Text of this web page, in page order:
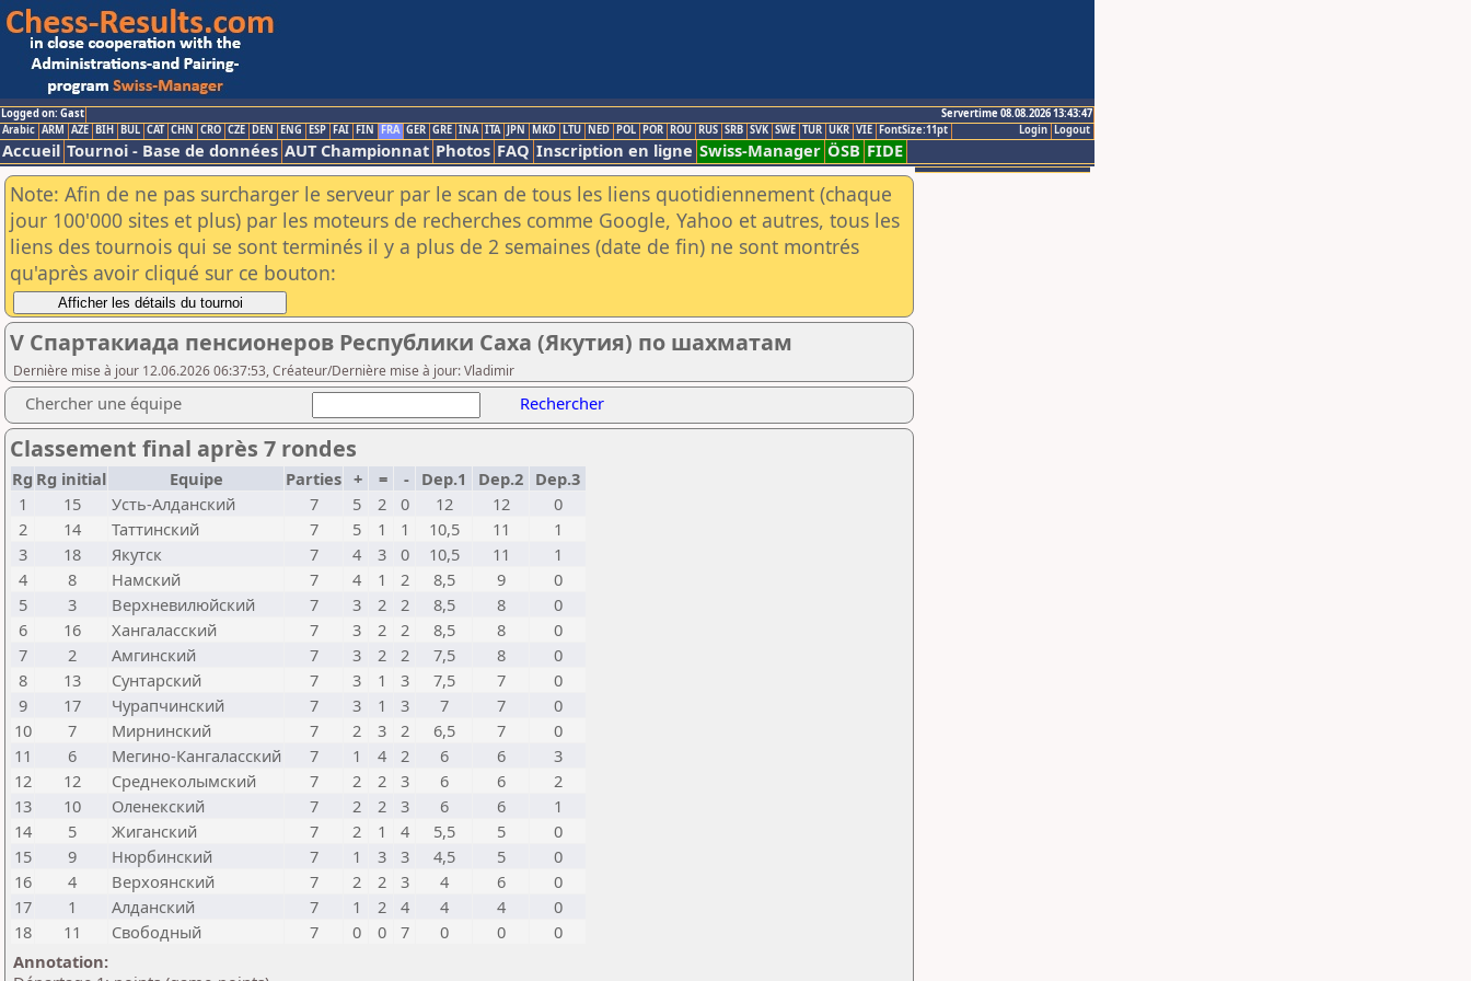
Logged on: Gast
Servertime 08.08.2026 13:43:47
Logout
Login
Arabic ARM AZE BIH BUL CAT CHN CRO CZE DEN ENG ESP FAI FIN FRA GER GRE INA ITA JPN MKD LTU NED POL POR ROU RUS SRB SVK SWE TUR UKR VIE FontSize:11pt
Accueil Tournoi - Base de données AUT Championnat Photos FAQ Inscription en ligne Swiss-Manager ÖSB FIDE
Note: Afin de ne pas surcharger le serveur par le scan de tous les liens quotidiennement (chaque
jour 100'000 sites et plus) par les moteurs de recherches comme Google, Yahoo et autres, tous les
liens des tournois qui se sont terminés il y a plus de 2 semaines (date de fin) ne sont montrés
qu'après avoir cliqué sur ce bouton:
V Спартакиада пенсионеров Республики Саха (Якутия) по шахматам
Dernière mise à jour 12.06.2026 06:37:53, Créateur/Dernière mise à jour: Vladimir
Chercher une équipe Rechercher
Classement final après 7 rondes
Rg Rg initial Equipe Parties + = - Dep.1 Dep.2 Dep.3
1
15 Усть-Алданский 7 5 2 0 12 12
0
2
14 Таттинский 7 5 1 1 10,5 11
1
3
18 Якутск 7 4 3 0 10,5 11
1
4
8 Намский 7 4 1 2 8,5 9
0
5
3 Верхневилюйский 7 3 2 2 8,5 8
0
6
16 Хангаласский 7 3 2 2 8,5 8
0
7
2 Амгинский 7 3 2 2 7,5 8
0
8
13 Сунтарский 7 3 1 3 7,5 7
0
9
17 Чурапчинский 7 3 1 3 7 7
0
10
7 Мирнинский 7 2 3 2 6,5 7
0
11
6 Мегино-Кангаласский 7 1 4 2 6 6
3
12
12 Среднеколымский 7 2 2 3 6 6
2
13
10 Оленекский 7 2 2 3 6 6
1
14
5 Жиганский 7 2 1 4 5,5 5
0
15
9 Нюрбинский 7 1 3 3 4,5 5
0
16
4 Верхоянский 7 2 2 3 4 6
0
17
1 Алданский 7 1 2 4 4 4
0
18
11 Свободный 7 0 0 7 0 0
0
Annotation: